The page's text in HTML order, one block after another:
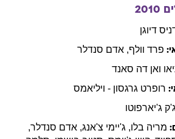
2010
דיוגן
פרד וולף, אדם סנדלר
ואן דה סאנד
רופרט גרגסון - ויליאמס
ג'ק ג'יארפוטו
מריה בלו, ג'יימי צ'אנג, אדם סנדלר,